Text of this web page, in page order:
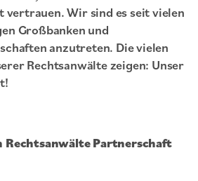
vertrauen. Wir sind es seit vielen
Großbanken und
anzutreten. Die vielen
Rechtsanwälte zeigen: Unser
Rechtsanwälte Partnerschaft